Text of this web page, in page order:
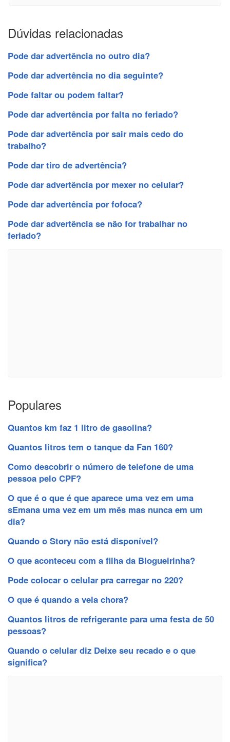
Dúvidas relacionadas
Pode dar advertência no outro dia?
Pode dar advertência no dia seguinte?
Pode faltar ou podem faltar?
Pode dar advertência por falta no feriado?
Pode dar advertência por sair mais cedo do
trabalho?
Pode dar tiro de advertência?
Pode dar advertência por mexer no celular?
Pode dar advertência por fofoca?
Pode dar advertência se não for trabalhar no
feriado?
Populares
Quantos km faz 1 litro de gasolina?
Quantos litros tem o tanque da Fan 160?
Como descobrir o número de telefone de uma
pessoa pelo CPF?
O que é o que é que aparece uma vez em uma
sEmana uma vez em um mês mas nunca em um
dia?
Quando o Story não está disponível?
O que aconteceu com a filha da Blogueirinha?
Pode colocar o celular pra carregar no 220?
O que é quando a vela chora?
Quantos litros de refrigerante para uma festa de 50
pessoas?
Quando o celular diz Deixe seu recado e o que
significa?